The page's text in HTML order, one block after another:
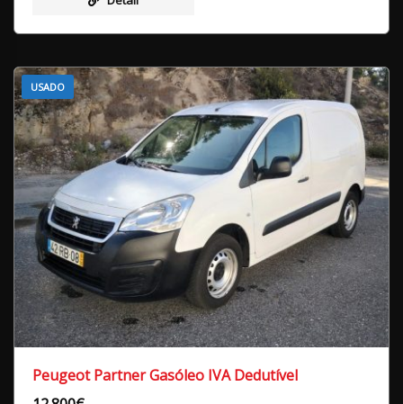
USADO
Peugeot Partner Gasóleo IVA Dedutível